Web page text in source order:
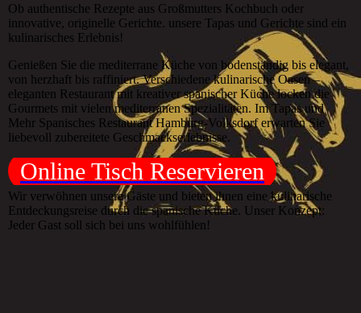
Ob authentische Rezepte aus Großmutters Kochbuch oder
innovative, originelle Gerichte. unsere Tapas und Gerichte sind ein
kulinarisches Erlebnis!
Genießen Sie die mediterrane Küche von bodenständig bis elegant,
von herzhaft bis raffiniert. Verschiedene kulinarische Oasen –
eleganten Restaurant mit kreativer spanischer Küche locken die
Gourmets mit vielen mediterranen Spezialitäten. Im Tapas und
Mehr Spanisches Restaurant Hamburg-Volksdorf erwarten Sie
liebevoll zubereitete Geschmackserlebnisse.
Online Tisch Reservieren
Wir verwöhnen unsere Gäste und bieten ihnen eine kulinarische
Entdeckungsreise durch die spanische Küche. Unser Konzept:
Jeder Gast soll sich bei uns wohlfühlen!